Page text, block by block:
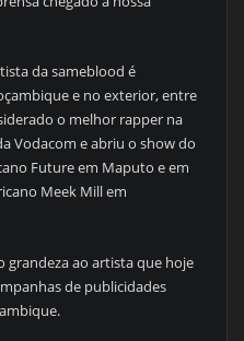
da sameblood é
e no exterior, entre
o melhor rapper na
Vodacom e abriu o show do
Future em Maputo e em
Meek Mill em
grandeza ao artista que hoje
de publicidades